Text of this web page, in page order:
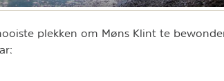
plekken om Møns Klint te